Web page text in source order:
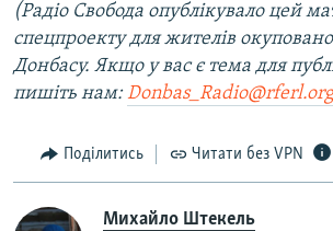
(Радіо Свобода опублікувало цей
спецпроекту для жителів
Донбасу. Якщо у вас є тема для
пишіть нам:Donbas_Radio@rferl.org
Поділитись Читати без VPN
Михайло Штекель